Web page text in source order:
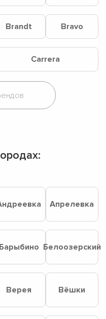
Brandt Bravo
Carrera
Апрелевка
Барыбино Белоозерский
Верея Вёшки